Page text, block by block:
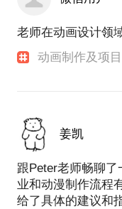
老师在动画设计领
动画制作及项
姜凯
跟Peter老师畅聊
业和动漫制作流程
给了具体的建议和